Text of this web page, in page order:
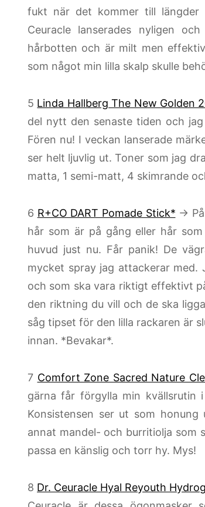
fukt när det kommer till längder
Ceuracle lanserades nyligen
hårbotten och är milt men
som något min lilla skalp skulle
5 Linda Hallberg The New Golden
del nytt den senaste tiden och
Fören nu! I veckan lanserade
ser helt ljuvlig ut. Toner som jag
matta, 1 semi-matt, 4 skimrande
6 R+CO DART Pomade Stick* →
hår som är på gång eller hår
huvud just nu. Får panik! De
mycket spray jag attackerar med.
och som ska vara riktigt effektivt
den riktning du vill och de ska
såg tipset för den lilla rackaren är
innan. *Bevakar*.
7 Comfort Zone Sacred Nature
gärna får förgylla min kvällsrutin
Konsistensen ser ut som honung
annat mandel- och burritiolja som
passa en känslig och torr hy. Mys!
8 Dr. Ceuracle Hyal Reyouth